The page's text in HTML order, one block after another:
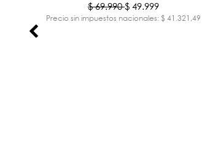
$ 69.990$ 49.999
Precio sin impuestos nacionales: $ 41.321,49